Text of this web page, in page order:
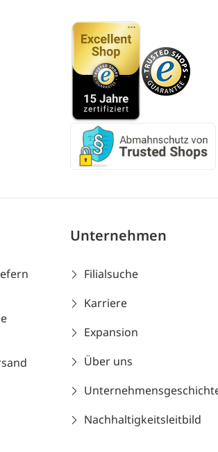
Unternehmen
Filialsuche
Karriere
Expansion
Über uns
Nachhaltigkeitsleitbild